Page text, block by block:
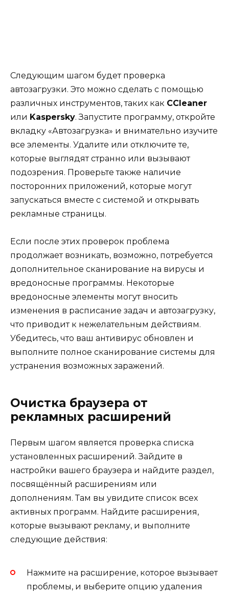
Следующим шагом будет проверка
автозагрузки. Это можно сделать с помощью
различных инструментов, таких как CCleaner
или Kaspersky. Запустите программу, откройте
вкладку «Автозагрузка» и внимательно изучите
все элементы. Удалите или отключите те,
которые выглядят странно или вызывают
подозрения. Проверьте также наличие
посторонних приложений, которые могут
запускаться вместе с системой и открывать
рекламные страницы.
Если после этих проверок проблема
продолжает возникать, возможно, потребуется
дополнительное сканирование на вирусы и
вредоносные программы. Некоторые
вредоносные элементы могут вносить
изменения в расписание задач и автозагрузку,
что приводит к нежелательным действиям.
Убедитесь, что ваш антивирус обновлен и
выполните полное сканирование системы для
устранения возможных заражений.
Очистка браузера от
рекламных расширений
Первым шагом является проверка списка
установленных расширений. Зайдите в
настройки вашего браузера и найдите раздел,
посвящённый расширениям или
дополнениям. Там вы увидите список всех
активных программ. Найдите расширения,
которые вызывают рекламу, и выполните
следующие действия:
Нажмите на расширение, которое вызывает
проблемы, и выберите опцию удаления